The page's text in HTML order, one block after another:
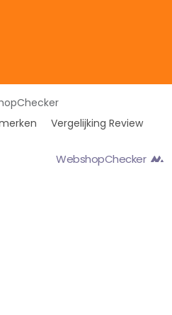
Vergelijking Review
WebshopChecker